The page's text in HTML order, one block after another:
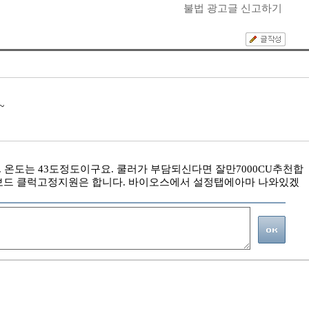
불법 광고글 신고하기
도는 43도정도이구요. 쿨러가 부담되신다면 잘만7000CU추천합
클럭고정지원은 합니다. 바이오스에서 설정탭에아마 나와있겠